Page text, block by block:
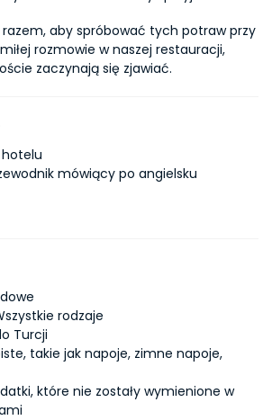
razem, aby spróbować tych potraw przy
rozmowie w naszej restauracji,
zaczynają się zjawiać.
mówiący po angielsku
rodzaje
Turcji
takie jak napoje, zimne napoje,
które nie zostały wymienione w